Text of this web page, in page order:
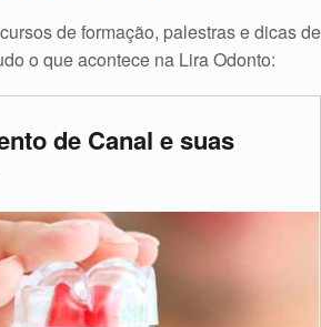
de formação, palestras e dicas de
o que acontece na Lira Odonto:
de Canal e suas